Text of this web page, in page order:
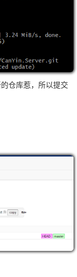
仓库惹，所以提交